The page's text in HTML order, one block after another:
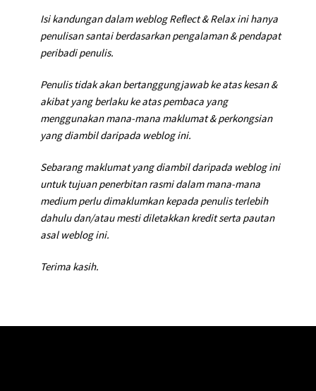
Isi kandungan dalam weblog Reflect & Relax ini hanya
penulisan santai berdasarkan pengalaman & pendapat
peribadi penulis.
Penulis tidak akan bertanggungjawab ke atas kesan &
akibat yang berlaku ke atas pembaca yang
menggunakan mana-mana maklumat & perkongsian
yang diambil daripada weblog ini.
Sebarang maklumat yang diambil daripada weblog ini
untuk tujuan penerbitan rasmi dalam mana-mana
medium perlu dimaklumkan kepada penulis terlebih
dahulu dan/atau mesti diletakkan kredit serta pautan
asal weblog ini.
Terima kasih.